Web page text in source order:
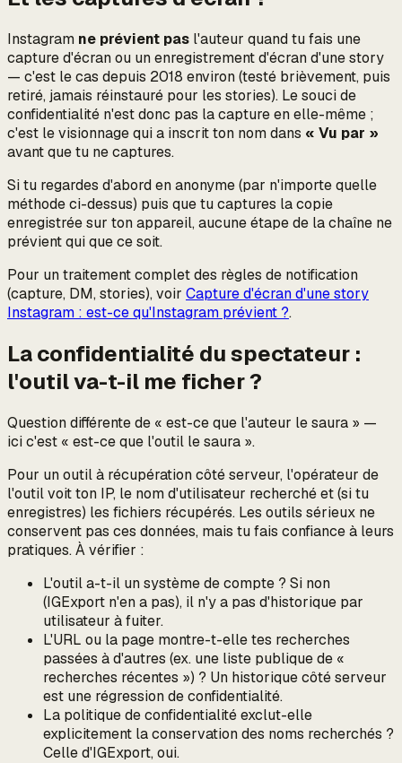
Instagram ne prévient pas l'auteur quand tu fais une
capture d'écran ou un enregistrement d'écran d'une story
— c'est le cas depuis 2018 environ (testé brièvement, puis
retiré, jamais réinstauré pour les stories). Le souci de
confidentialité n'est donc pas la capture en elle-même ;
c'est levisionnagequi a inscrit ton nom dans « Vu par »
avant que tu ne captures.
Si tu regardes d'abord en anonyme (par n'importe quelle
méthode ci-dessus) puis que tu captures la copie
enregistrée sur ton appareil, aucune étape de la chaîne ne
prévient qui que ce soit.
Pour un traitement complet des règles de notification
(capture, DM, stories), voir Capture d'écran d'une story
Instagram : est-ce qu'Instagram prévient ?.
La confidentialité duspectateur :
l'outil va-t-il me ficher ?
Question différente de « est-ce que l'auteur le saura » —
ici c'est « est-ce que l'outil le saura ».
Pour un outil à récupération côté serveur, l'opérateur de
l'outilvoit ton IP, le nom d'utilisateur recherché et (si tu
enregistres) les fichiers récupérés. Les outils sérieux ne
conservent pas ces données, mais tu fais confiance à leurs
pratiques. À vérifier :
L'outil a-t-il un système de compte ? Si non
(IGExport n'en a pas), il n'y a pas d'historique par
utilisateur à fuiter.
L'URL ou la page montre-t-elle tes recherches
passées à d'autres (ex. une liste publique de «
recherches récentes ») ? Un historique côté serveur
est une régression de confidentialité.
La politique de confidentialité exclut-elle
explicitement la conservation des noms recherchés ?
Celle d'IGExport, oui.